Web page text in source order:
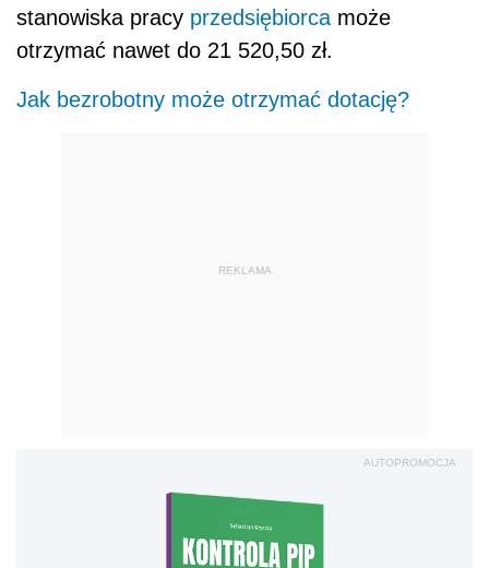
stanowiska pracy przedsiębiorca może
otrzymać nawet do 21 520,50 zł.
Jak bezrobotny może otrzymać dotację?
REKLAMA
AUTOPROMOCJA